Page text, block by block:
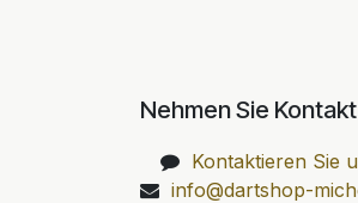
Nehmen Sie
Kontaktieren Sie
info@dartshop-